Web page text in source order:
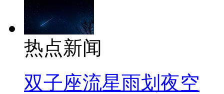
热点新闻
双子座流星雨划夜空